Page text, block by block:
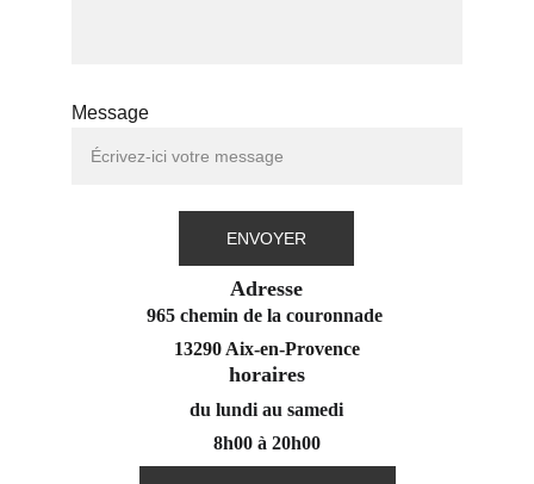
Message
ENVOYER
Adresse
965 chemin de la couronnade
13290 Aix-en-Provence
horaires
du lundi au samedi
8h00 à 20h00